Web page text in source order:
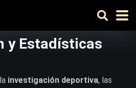
y Estadísticas
investigación deportiva, las